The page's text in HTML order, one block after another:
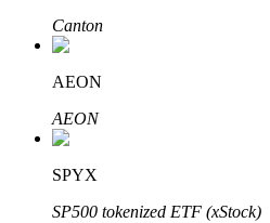
Affiliés Bitrue
Canton
AEON
AEON
SPYX
SP500 tokenized ETF (xStock)